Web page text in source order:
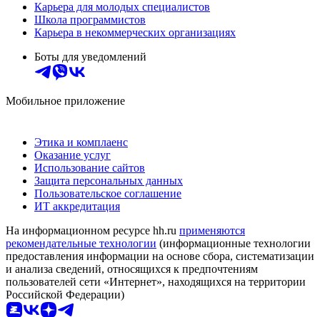
Карьера для молодых специалистов
Школа программистов
Карьера в некоммерческих организациях
Боты для уведомлений
Мобильное приложение
Этика и комплаенс
Оказание услуг
Использование сайтов
Защита персональных данных
Пользовательское соглашение
ИТ аккредитация
На информационном ресурсе hh.ru применяются
рекомендательные технологии (информационные технологии
предоставления информации на основе сбора, систематизации
и анализа сведений, относящихся к предпочтениям
пользователей сети «Интернет», находящихся на территории
Российской Федерации)